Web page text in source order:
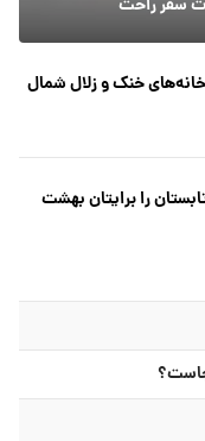
سفر راحت
خنک و زلال شمال
را برایتان بهشت